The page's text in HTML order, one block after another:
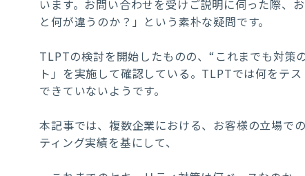
います。お問い合わせを受けご説明に伺った際、
と何が違うのか？」という素朴な疑問です。
TLPTの検討を開始したものの、“これまでも対策
ト」を実施して確認している。TLPTでは何をテ
できていないようです。
本記事では、複数企業における、お客様の立場
ティング実績を基にして、